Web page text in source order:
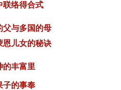
联络得合式
父与多国的母
恩儿女的秘诀
的丰富里
子的事奉